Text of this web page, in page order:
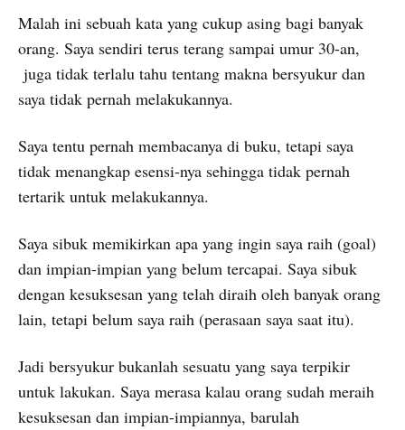
Malah ini sebuah kata yang cukup asing bagi banyak
orang. Saya sendiri terus terang sampai umur 30-an,
juga tidak terlalu tahu tentang makna bersyukur dan
saya tidak pernah melakukannya.
Saya tentu pernah membacanya di buku, tetapi saya
tidak menangkap esensi-nya sehingga tidak pernah
tertarik untuk melakukannya.
Saya sibuk memikirkan apa yang ingin saya raih (goal)
dan impian-impian yang belum tercapai. Saya sibuk
dengan kesuksesan yang telah diraih oleh banyak orang
lain, tetapi belum saya raih (perasaan saya saat itu).
Jadi bersyukur bukanlah sesuatu yang saya terpikir
untuk lakukan. Saya merasa kalau orang sudah meraih
kesuksesan dan impian-impiannya, barulah